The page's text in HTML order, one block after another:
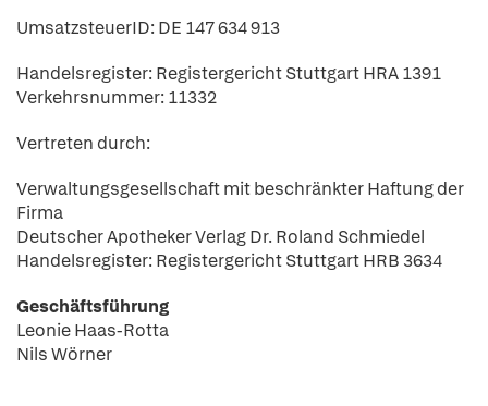
UmsatzsteuerID: DE 147 634 913
Handelsregister: Registergericht Stuttgart HRA 1391
Verkehrsnummer: 11332
Vertreten durch:
Verwaltungsgesellschaft mit beschränkter Haftung der
Firma
Deutscher Apotheker Verlag Dr. Roland Schmiedel
Handelsregister: Registergericht Stuttgart HRB 3634
Geschäftsführung
Leonie Haas-Rotta
Nils Wörner